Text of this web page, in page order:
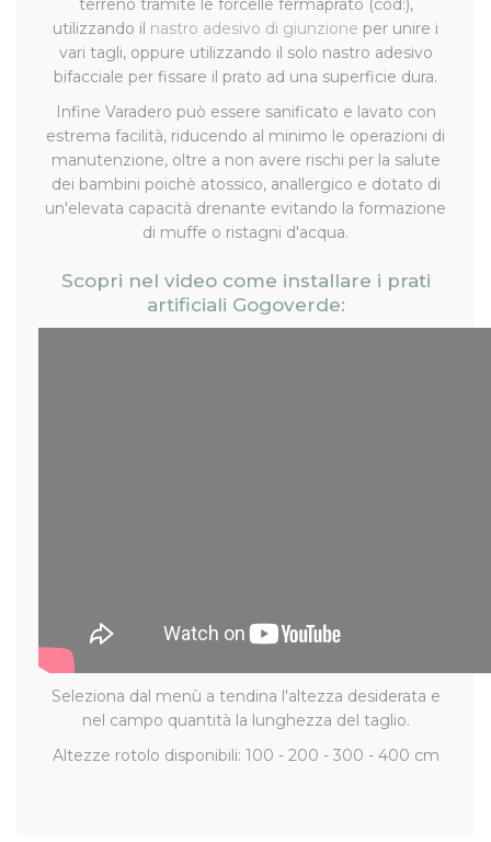
utilizzando il nastro adesivo di giunzione per unire i
vari tagli, oppure utilizzando il solo nastro adesivo
bifacciale per fissare il prato ad una superficie dura.
Infine Varadero può essere sanificato e lavato con
estrema facilità, riducendo al minimo le operazioni di
manutenzione, oltre a non avere rischi per la salute
dei bambini poichè atossico, anallergico e dotato di
un'elevata capacità drenante evitando la formazione
di muffe o ristagni d'acqua.
Scopri nel video come installare i prati
artificiali Gogoverde:
Seleziona dal menù a tendina l'altezza desiderata e
nel campo quantità la lunghezza del taglio.
Altezze rotolo disponibili: 100 - 200 - 300 - 400 cm